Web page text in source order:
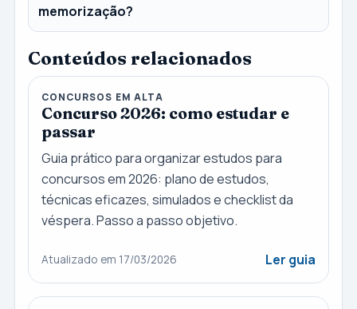
memorização?
Conteúdos relacionados
CONCURSOS EM ALTA
Concurso 2026: como estudar e
passar
Guia prático para organizar estudos para
concursos em 2026: plano de estudos,
técnicas eficazes, simulados e checklist da
véspera. Passo a passo objetivo.
Atualizado em 17/03/2026 Ler guia